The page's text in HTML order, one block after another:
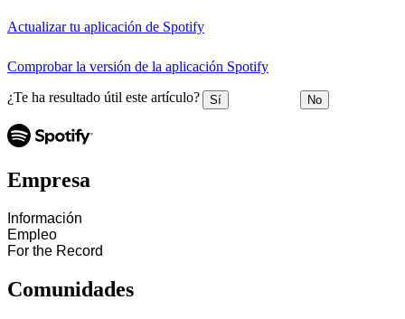
Actualizar tu aplicación de Spotify
Comprobar la versión de la aplicación Spotify
¿Te ha resultado útil este artículo? Sí No
Empresa
Información
Empleo
For the Record
Comunidades